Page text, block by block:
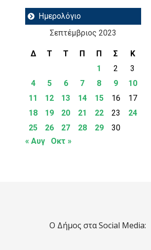
Ημερολόγιο
Σεπτέμβριος 2023
Δ Τ Τ Π Π Σ
Κ
1
2
3
4
5 6 7 8 9
10
11
12 13 14 15 16
17
18
19 20 21 22 23
24
25
26 27 28 29
30
« Αυγ
Οκτ »
Ο Δήμος στα Social Media: